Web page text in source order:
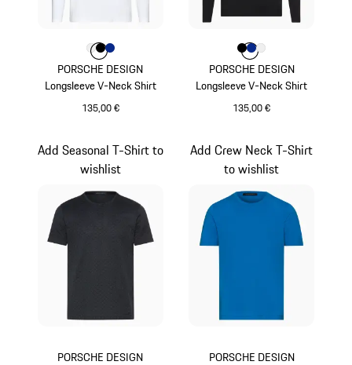
PORSCHE DESIGN
Longsleeve V-Neck Shirt
135,00 €
Farbe
Farbe
FarbeFarbe
PORSCHE DESIGN
Longsleeve V-Neck Shirt
135,00 €
Farbe
Farbe
FarbeFarbe
PORSCHE DESIGN
Add Seasonal T-Shirt to
wishlist
PORSCHE DESIGN
Add Crew Neck T-Shirt
to wishlist